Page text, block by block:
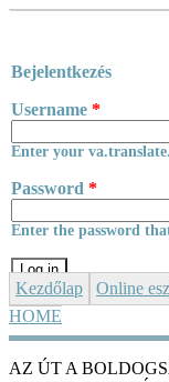
Bejelentkezés
Username *
Enter your
Password *
Enter the password
Kezdőlap Online
YOU ARE
HOME
AZ ÚT A